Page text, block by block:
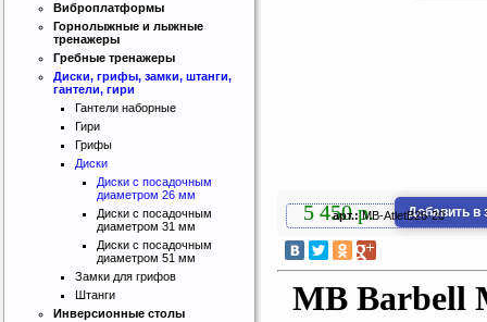
арт.:MB-AtletB26-20
5 450 р. Добавить в
MB Barbell
Виброплатформы
Горнолыжные и лыжные
тренажеры
Гребные тренажеры
Диски, грифы, замки, штанги,
гантели, гири
Гантели наборные
Гири
Грифы
Диски
Диски с посадочным
диаметром 26 мм
Диски с посадочным
диаметром 31 мм
Диски с посадочным
диаметром 51 мм
Замки для грифов
Штанги
Инверсионные столы
Интернет магазин SportLife
Работаем на рынке спортивных
товаров с 2008 года!